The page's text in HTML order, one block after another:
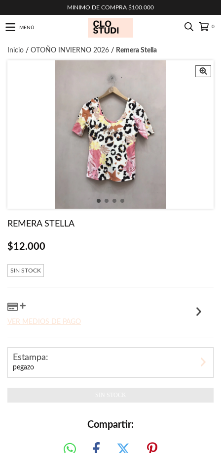
MINIMO DE COMPRA $100.000
MENÚ 0
Inicio / OTOÑO INVIERNO 2026 / Remera Stella
REMERA STELLA
$12.000
SIN STOCK
VER MEDIOS DE PAGO
Estampa:
pegazo
Compartir: